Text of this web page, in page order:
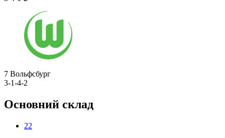
7 Вольфсбург
3-1-4-2
Основний склад
22